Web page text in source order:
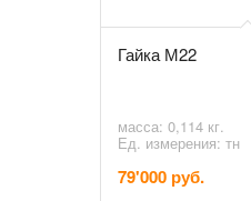
Гайка М22
масса: 0,114 кг.
Ед. измерения: тн
79'000 руб.